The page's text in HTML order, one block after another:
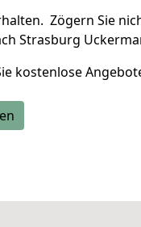
Zögern Sie
Strasburg
kostenlose